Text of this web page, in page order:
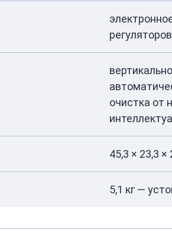
очистка от
45,3 × 23,3 ×
5,1 кг —